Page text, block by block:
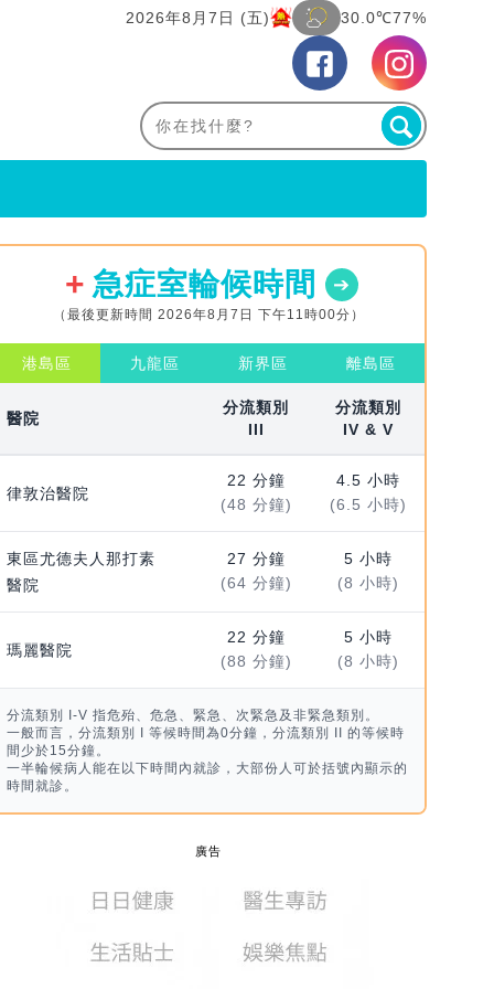
2026年8月7日 (五) 30.0℃77%
急症室輪候時間
（最後更新時間 2026年8月7日 下午11時00分）
港島區 九龍區 新界區 離島區
醫院
分流類別
III
分流類別
IV & V
律敦治醫院
22 分鐘
(48 分鐘)
4.5 小時
(6.5 小時)
東區尤德夫人那打素
醫院
27 分鐘
(64 分鐘)
5 小時
(8 小時)
瑪麗醫院
22 分鐘
(88 分鐘)
5 小時
(8 小時)
分流類別 I-V 指危殆、危急、緊急、次緊急及非緊急類別。
一般而言，分流類別 I 等候時間為0分鐘，分流類別 II 的等候時
間少於15分鐘。
一半輪候病人能在以下時間內就診，大部份人可於括號內顯示的
時間就診。
廣告